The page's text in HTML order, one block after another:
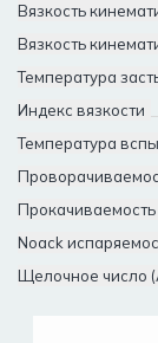
Вязкость
Вязкость
Температура
Индекс вязкости
Температура
Прокачиваемость
Noack
Щелочное число